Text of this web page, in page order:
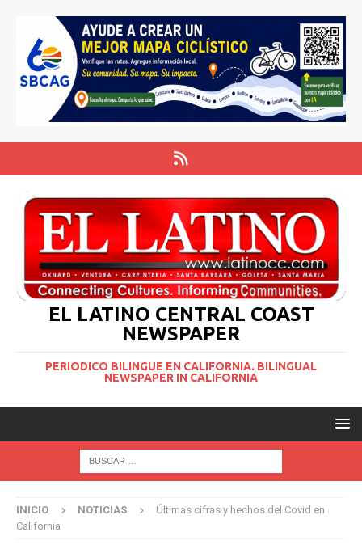
EL LATINO CENTRAL COAST
NEWSPAPER
PERIODICO BILINGUE EN CALIFORNIA. BILINGUAL
NEWSPAPER IN CALIFORNIA
INICIO NOTICIAS
Últimas cifras y hechos del Covid en
California